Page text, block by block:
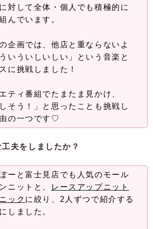
対して全体・個人でも積極的に
んでいます。
企画では、他店と重ならないよ
いういしいしい」という音楽と
に挑戦しました！
ティ番組でたまたま見かけ、
しそう！」と思ったことも挑戦し
の一つです♡
夫をしましたか？
ーと富士見店でも人気のモール
ニットと、
レースアップニット
ック に絞り、2人ずつで紹介する
しました。